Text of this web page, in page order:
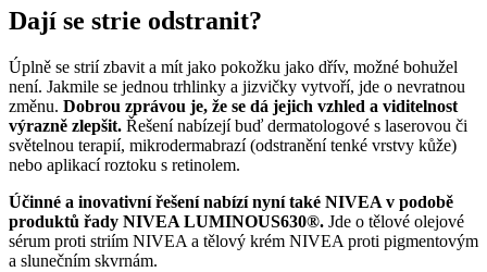
Dají se strie odstranit?
Úplně se strií zbavit a mít jako pokožku jako dřív, možné bohužel
není. Jakmile se jednou trhlinky a jizvičky vytvoří, jde o nevratnou
změnu. Dobrou zprávou je, že se dá jejich vzhled a viditelnost
výrazně zlepšit. Řešení nabízejí buď dermatologové s laserovou či
světelnou terapií, mikrodermabrazí (odstranění tenké vrstvy kůže)
nebo aplikací roztoku s retinolem.
Účinné a inovativní řešení nabízí nyní také NIVEA v podobě
produktů řady NIVEA LUMINOUS630®. Jde o tělové olejové
sérum proti striím NIVEA a tělový krém NIVEA proti pigmentovým
a slunečním skvrnám.